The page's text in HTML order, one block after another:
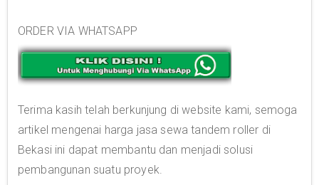
ORDER VIA WHATSAPP
Terima kasih telah berkunjung di website kami, semoga
artikel mengenai harga jasa sewa tandem roller di
Bekasi ini dapat membantu dan menjadi solusi
pembangunan suatu proyek.